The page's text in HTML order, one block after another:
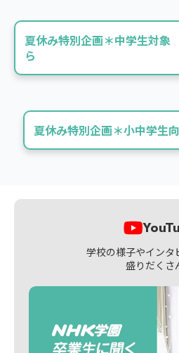
夏休み特別企画＊中学生対
ら
夏休み特別企画＊小中学生
学校の様子やインタ
盛りだくさ